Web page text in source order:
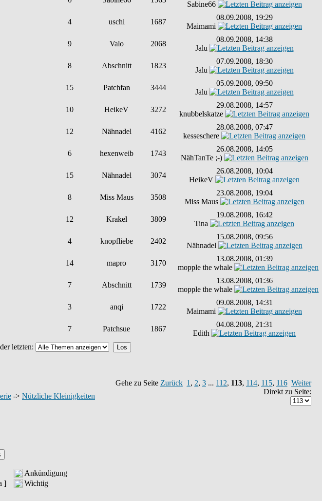
Sabine66
4 uschi 1687
08.09.2008, 19:29
Maimami
9 Valo 2068
08.09.2008, 14:38
Jalu
8 Abschnitt 1823
07.09.2008, 18:30
Jalu
15 Patchfan 3444
05.09.2008, 09:50
Jalu
10 HeikeV 3272
29.08.2008, 14:57
knubbelskatze
12 Nähnadel 4162
28.08.2008, 07:47
kesseschere
6 hexenweib 1743
26.08.2008, 14:05
NähTanTe ;-)
15 Nähnadel 3074
26.08.2008, 10:04
HeikeV
8 Miss Maus 3508
23.08.2008, 19:04
Miss Maus
12 Krakel 3809
19.08.2008, 16:42
Tina
4 knopfliebe 2402
15.08.2008, 09:56
Nähnadel
14 mapro 3170
13.08.2008, 01:39
mopple the whale
7 Abschnitt 1739
13.08.2008, 01:36
mopple the whale
3 anqi 1722
09.08.2008, 14:31
Maimami
7 Patchsue 1867
04.08.2008, 21:31
Edith
letzten:
-> Nützliche Kleinigkeiten
Gehe zu Seite Zurück 1 , 2, 3 ... 112, 113, 114, 115, 116 Weiter
Direkt zu Seite:
Ankündigung
]
Wichtig